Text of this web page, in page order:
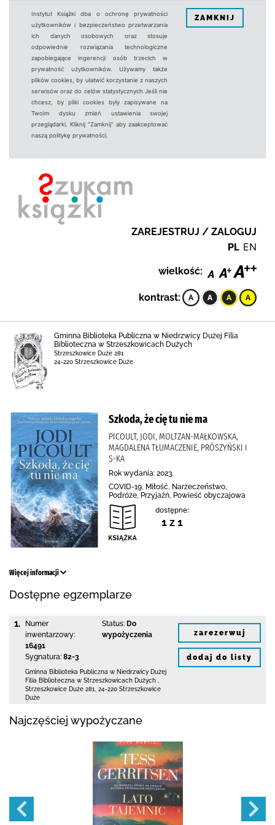
Instytut Książki dba o ochronę prywatności
użytkowników i bezpieczeństwo przetwarzania
ich danych osobowych oraz stosuje
odpowiednie rozwiązania technologiczne
zapobiegające ingerencji osób trzecich w
prywatność użytkowników. Używamy także
plików cookies, by ułatwić korzystanie z naszych
serwisów oraz do celów statystycznych.Jeśli nie
chcesz, by pliki cookies były zapisywane na
Twoim dysku zmień ustawienia swojej
przeglądarki. Kliknij "Zamknij" aby zaakceptować
naszą politykę prywatności.
ZAMKNIJ
ZAREJESTRUJ / ZALOGUJ
PL EN
wielkość:
kontrast:
Gminna Biblioteka Publiczna w Niedrzwicy Dużej Filia
Biblioteczna w Strzeszkowicach Dużych
Strzeszkowice Duże 281
24-220 Strzeszkowice Duże
Szkoda, że cię tu nie ma
PICOULT, JODI, MOLTZAN-MAŁKOWSKA,
MAGDALENA TŁUMACZENIE, PRÓSZYŃSKI I
S-KA
Rok wydania: 2023.
COVID-19, Miłość, Narzeczeństwo,
Podróże, Przyjaźń, Powieść obyczajowa
dostępne:
1 z 1
Więcej informacji
Dostępne egzemplarze
1.
Numer
inwentarzowy:
16491
Sygnatura: 82-3
Status: Do
wypożyczenia
Gminna Biblioteka Publiczna w Niedrzwicy Dużej
Filia Biblioteczna w Strzeszkowicach Dużych
Strzeszkowice Duże 281
24-220 Strzeszkowice
Duże
zarezerwuj
dodaj do listy
Najczęściej wypożyczane